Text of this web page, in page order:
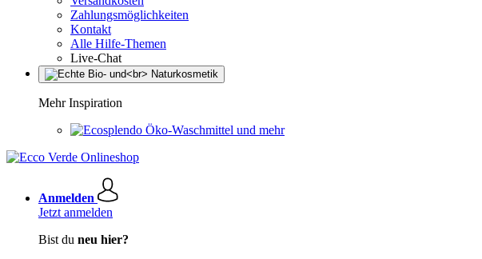
Zahlungsmöglichkeiten
Kontakt
Alle Hilfe-Themen
Live-Chat
Mehr Inspiration
Öko-Waschmittel und mehr
Anmelden
Jetzt anmelden
Bist du neu hier?